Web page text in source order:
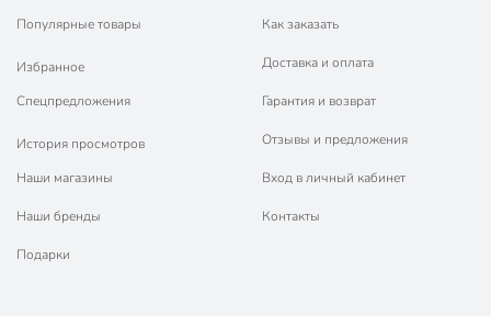
Популярные товары
Избранное
Спецпредложения
История просмотров
Наши магазины
Наши бренды
Подарки
Как заказать
Доставка и оплата
Гарантия и возврат
Отзывы и предложения
Вход в личный кабинет
Контакты